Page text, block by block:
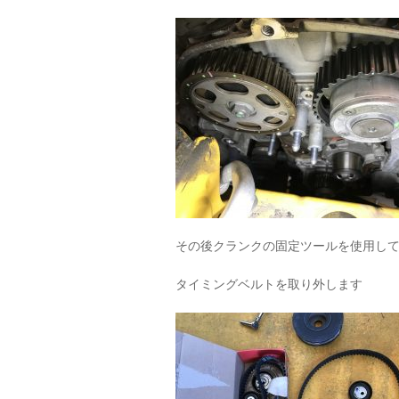
その後クランクの固定ツールを使用して
タイミングベルトを取り外します